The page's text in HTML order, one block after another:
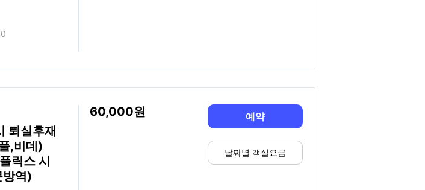
퇴실후재
,비데)
릭스 시
방역)
60,000 예약
날짜별 객실요금